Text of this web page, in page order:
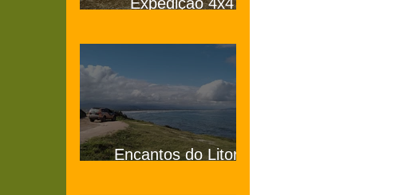
Encantos do Litoral